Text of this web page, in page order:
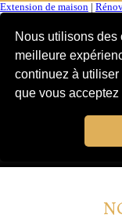
Nous utilisons des
meilleure
continuez à
que vous
Extension de maison